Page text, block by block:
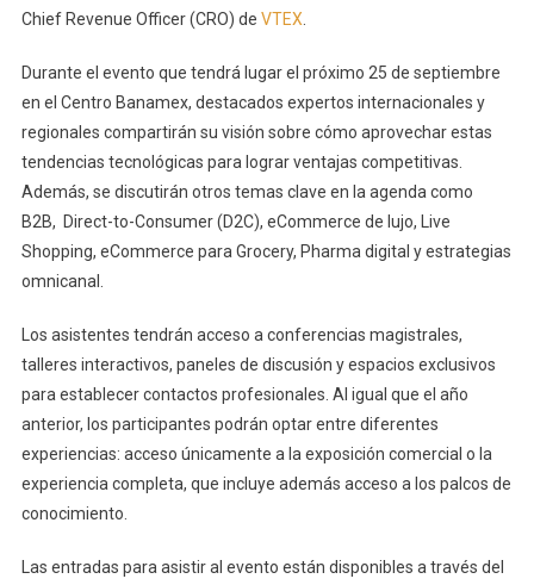
Chief Revenue Officer (CRO) de VTEX
Durante el evento que tendrá lugar el próximo 25 de septiembre
en el Centro Banamex, destacados expertos internacionales y
regionales compartirán su visión sobre cómo aprovechar estas
tendencias tecnológicas para lograr ventajas competitivas.
Además, se discutirán otros temas clave en la agenda como
B2B, Direct-to-Consumer (D2C), eCommerce de lujo, Live
Shopping, eCommerce para Grocery, Pharma digital y estrategias
omnicanal.
Los asistentes tendrán acceso a conferencias magistrales,
talleres interactivos, paneles de discusión y espacios exclusivos
para establecer contactos profesionales. Al igual que el año
anterior, los participantes podrán optar entre diferentes
experiencias: acceso únicamente a la exposición comercial o la
experiencia completa, que incluye además acceso a los palcos de
conocimiento.
Las entradas para asistir al evento están disponibles a través del